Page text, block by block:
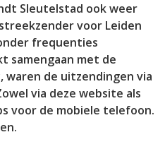
Sleutelstad ook weer
voor Leiden
frequenties
samengaan met de
waren de uitzendingen via
via deze website als
voor de mobiele telefoon.